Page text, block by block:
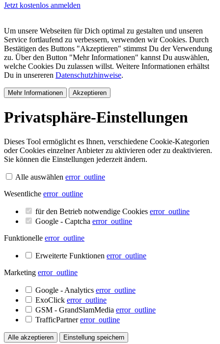
Jetzt kostenlos anmelden
Um unsere Webseiten für Dich optimal zu gestalten und unseren
Service fortlaufend zu verbessern, verwenden wir Cookies. Durch
Bestätigen des Buttons "Akzeptieren" stimmst Du der Verwendung
zu. Über den Button "Mehr Informationen" kannst Du auswählen,
welche Cookies Du zulassen willst. Weitere Informationen erhältst
Du in unsereren Datenschutzhinweise.
Mehr Informationen Akzeptieren
Privatsphäre-Einstellungen
Dieses Tool ermöglicht es Ihnen, verschiedene Cookie-Kategorien
oder Cookies einzelner Anbieter zu aktivieren oder zu deaktivieren.
Sie können die Einstellungen jederzeit ändern.
Alle auswählen error_outline
Wesentliche error_outline
für den Betrieb notwendige Cookies error_outline
Google - Captcha error_outline
Funktionelle error_outline
Erweiterte Funktionen error_outline
Marketing error_outline
Google - Analytics error_outline
ExoClick error_outline
GSM - GrandSlamMedia error_outline
TrafficPartnererror_outline
Alle akzeptieren Einstellung speichern